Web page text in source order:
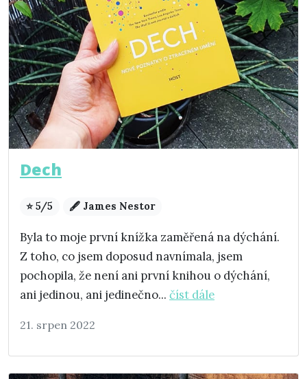
Dech
⭐ 5/5 🖋️ James Nestor
Byla to moje první knížka zaměřená na dýchání.
Z toho, co jsem doposud navnímala, jsem
pochopila, že není ani první knihou o dýchání,
ani jedinou, ani jedinečno... číst dále
21. srpen 2022